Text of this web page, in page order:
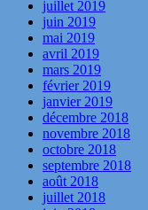
juillet 2019
juin 2019
mai 2019
avril 2019
mars 2019
février 2019
janvier 2019
décembre 2018
novembre 2018
octobre 2018
septembre 2018
août 2018
juillet 2018